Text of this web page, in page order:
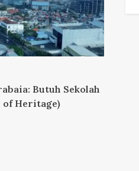
Butuh Sekolah
of Heritage)